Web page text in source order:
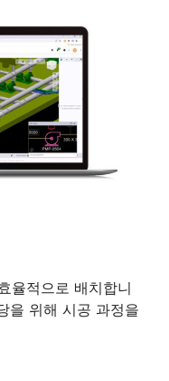
율적으로 배치합니
을 위해 시공 과정을